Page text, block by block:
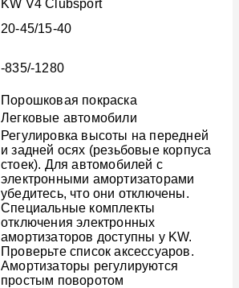
KW V4 Clubsport
20-45/15-40
-835/-1280
Порошковая покраска
Легковые автомобили
Регулировка высоты на передней
и задней осях (резьбовые корпуса
стоек). Для автомобилей с
электронными амортизаторами
убедитесь, что они отключены.
Специальные комплекты
отключения электронных
амортизаторов доступны у KW.
Проверьте список аксессуаров.
Амортизаторы регулируются
простым поворотом